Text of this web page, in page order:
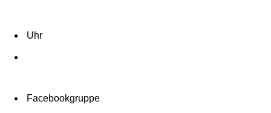
Uhr
Facebookgruppe